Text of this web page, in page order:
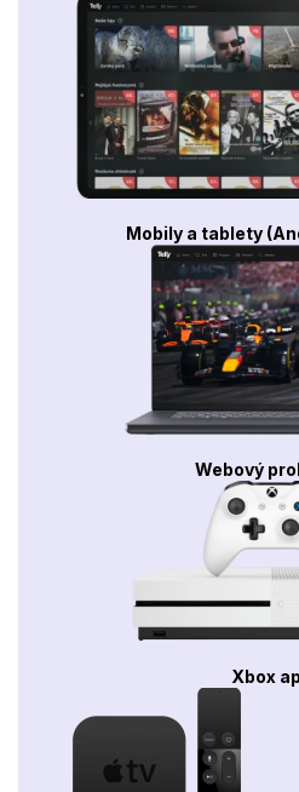
Mobily a tablety
Webový
Xbox